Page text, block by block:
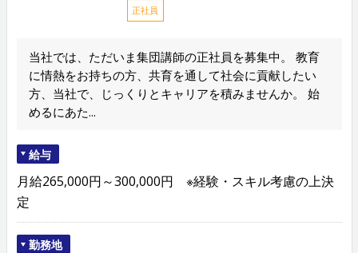
正社員
当社では、ただいま集団講師の正社員を募集中。 教育
に情熱をお持ちの方、共育を通して社会に貢献したい
方、当社で、じっくりとキャリアを積みませんか。 始
めるにあた...
給与
月給265,000円～300,000円 ※経験・スキル考慮の上決
定
勤務地